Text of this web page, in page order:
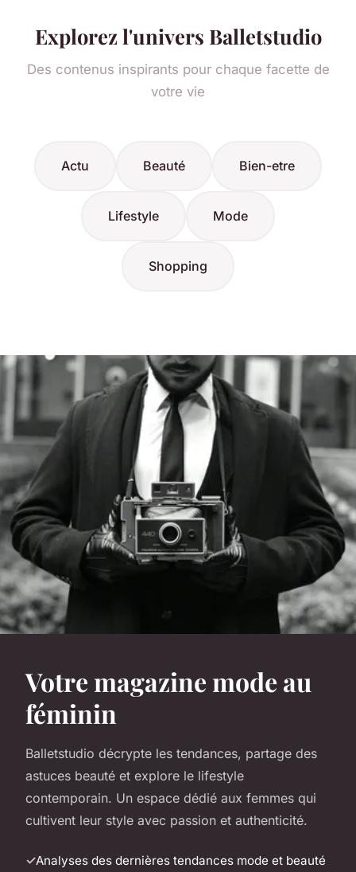
Explorez l'univers Balletstudio
Des contenus inspirants pour chaque facette de
votre vie
Actu Beauté Bien-etre
Lifestyle Mode
Shopping
Votre magazine mode au
féminin
Balletstudio décrypte les tendances, partage des
astuces beauté et explore le lifestyle
contemporain. Un espace dédié aux femmes qui
cultivent leur style avec passion et authenticité.
Analyses des dernières tendances mode et beauté